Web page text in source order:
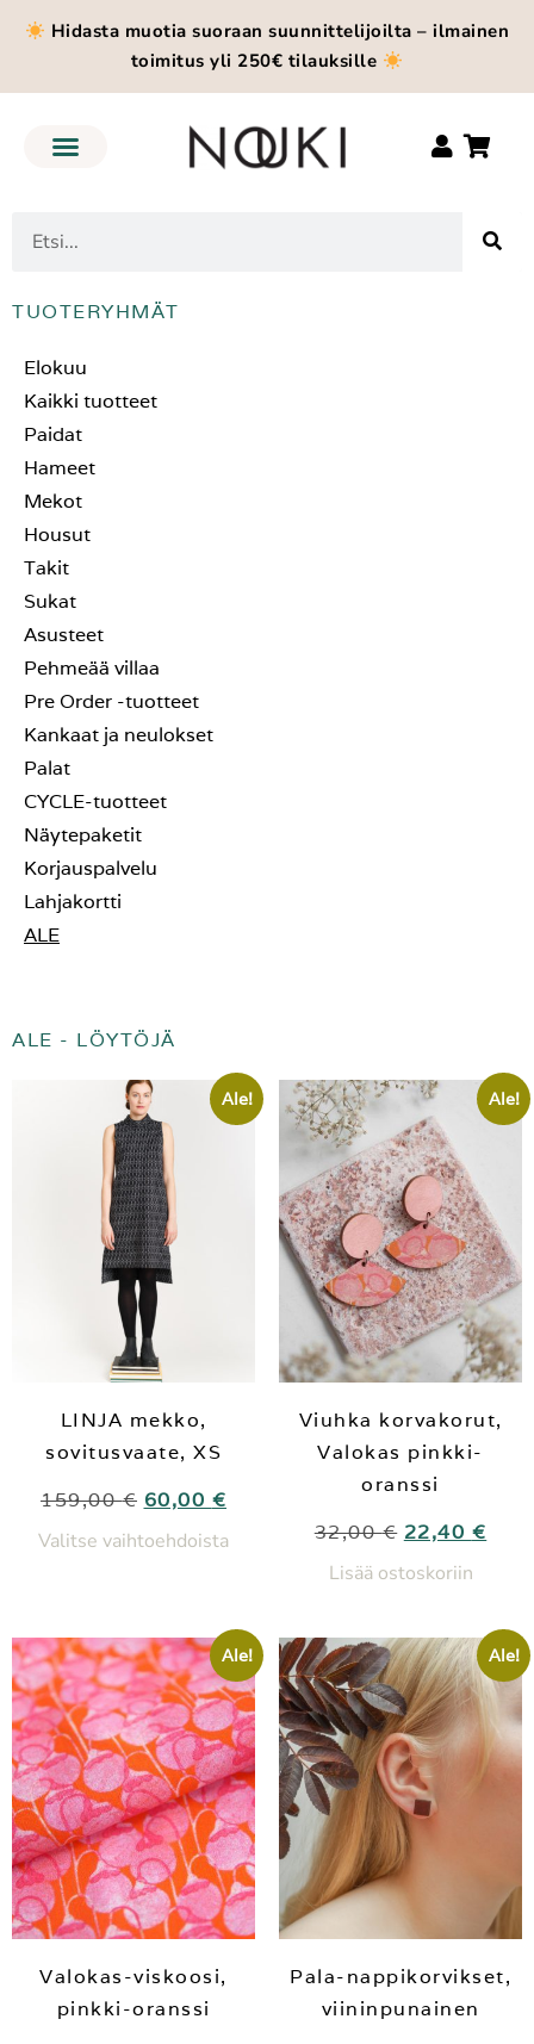
Hidasta muotia suoraan suunnittelijoilta – ilmainen
toimitus yli 250€ tilauksille
TUOTERYHMÄT
Elokuu
Kaikki tuotteet
Paidat
Hameet
Mekot
Housut
Takit
Sukat
Asusteet
Pehmeää villaa
Pre Order -tuotteet
Kankaat ja neulokset
Palat
CYCLE-tuotteet
Näytepaketit
Korjauspalvelu
Lahjakortti
ALE
ALE - LÖYTÖJÄ
Ale!
LINJA mekko,
sovitusvaate, XS
159,00€ 60,00 €
Valitse vaihtoehdoista
Ale!
Viuhka korvakorut,
Valokas pinkki-
oranssi
32,00€ 22,40 €
Lisää ostoskoriin
Ale!
Valokas-viskoosi,
pinkki-oranssi
Ale!
Pala-nappikorvikset,
viininpunainen